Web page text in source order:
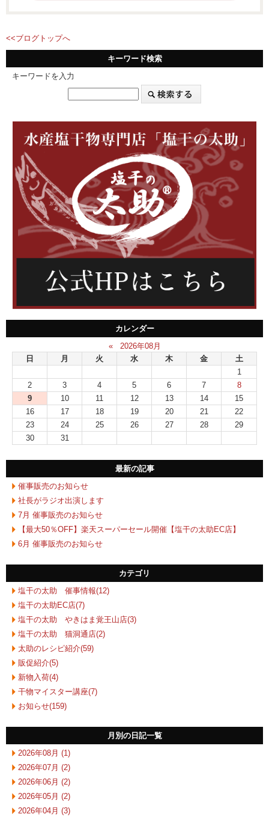
<<ブログトップへ
キーワード検索
キーワードを入力
カレンダー
«
2026年08月
日
月 火 水 木 金
土
1
2
3 4 5 6 7
8
9
10 11 12 13 14
15
16
17 18 19 20 21
22
23
24 25 26 27 28
29
30
31
最新の記事
催事販売のお知らせ
社長がラジオ出演します
7月 催事販売のお知らせ
【最大50％OFF】楽天スーパーセール開催【塩干の太助EC店】
6月 催事販売のお知らせ
カテゴリ
塩干の太助 催事情報(12)
塩干の太助EC店(7)
塩干の太助 やきはま覚王山店(3)
塩干の太助 猫洞通店(2)
太助のレシピ紹介(59)
販促紹介(5)
新物入荷(4)
干物マイスター講座(7)
お知らせ(159)
月別の日記一覧
2026年08月 (1)
2026年07月 (2)
2026年06月 (2)
2026年05月 (2)
2026年04月 (3)